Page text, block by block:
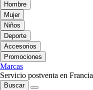
Hombre
Mujer
Niños
Deporte
Accesorios
Promociones
Marcas
Servicio postventa en Francia
Buscar